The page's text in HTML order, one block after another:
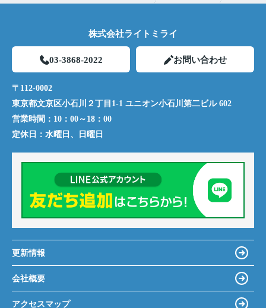
株式会社ライトミライ
03-3868-2022 お問い合わせ
〒112-0002
東京都文京区小石川２丁目1-1 ユニオン小石川第二ビル 602
営業時間： 10：00～18：00
定休日： 水曜日、日曜日
更新情報
会社概要
アクセスマップ